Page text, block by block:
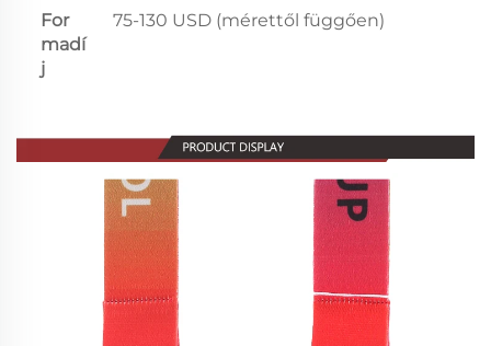
For
madí
j
75-130 USD (mérettől függően)